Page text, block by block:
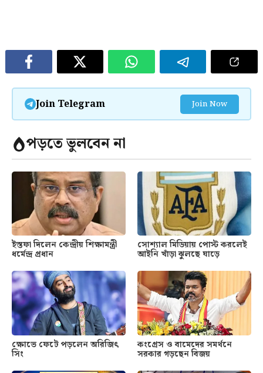
Join Telegram Join Now
পড়তে ভুলবেন না
ইস্তফা দিলেন কেন্দ্রীয় শিক্ষামন্ত্রী
ধর্মেন্দ্র প্রধান
সোশ্যাল মিডিয়ায় পোস্ট করলেই
আইনি খাঁড়া ঝুলছে ঘাড়ে
ক্ষোভে ফেটে পড়লেন অরিজিৎ
সিং
কংগ্রেস ও বামেদের সমর্থনে
সরকার গড়ছেন বিজয়